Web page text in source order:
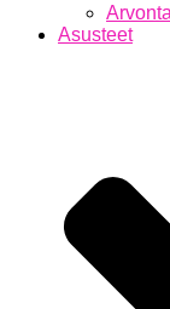
Arvonta
Asusteet